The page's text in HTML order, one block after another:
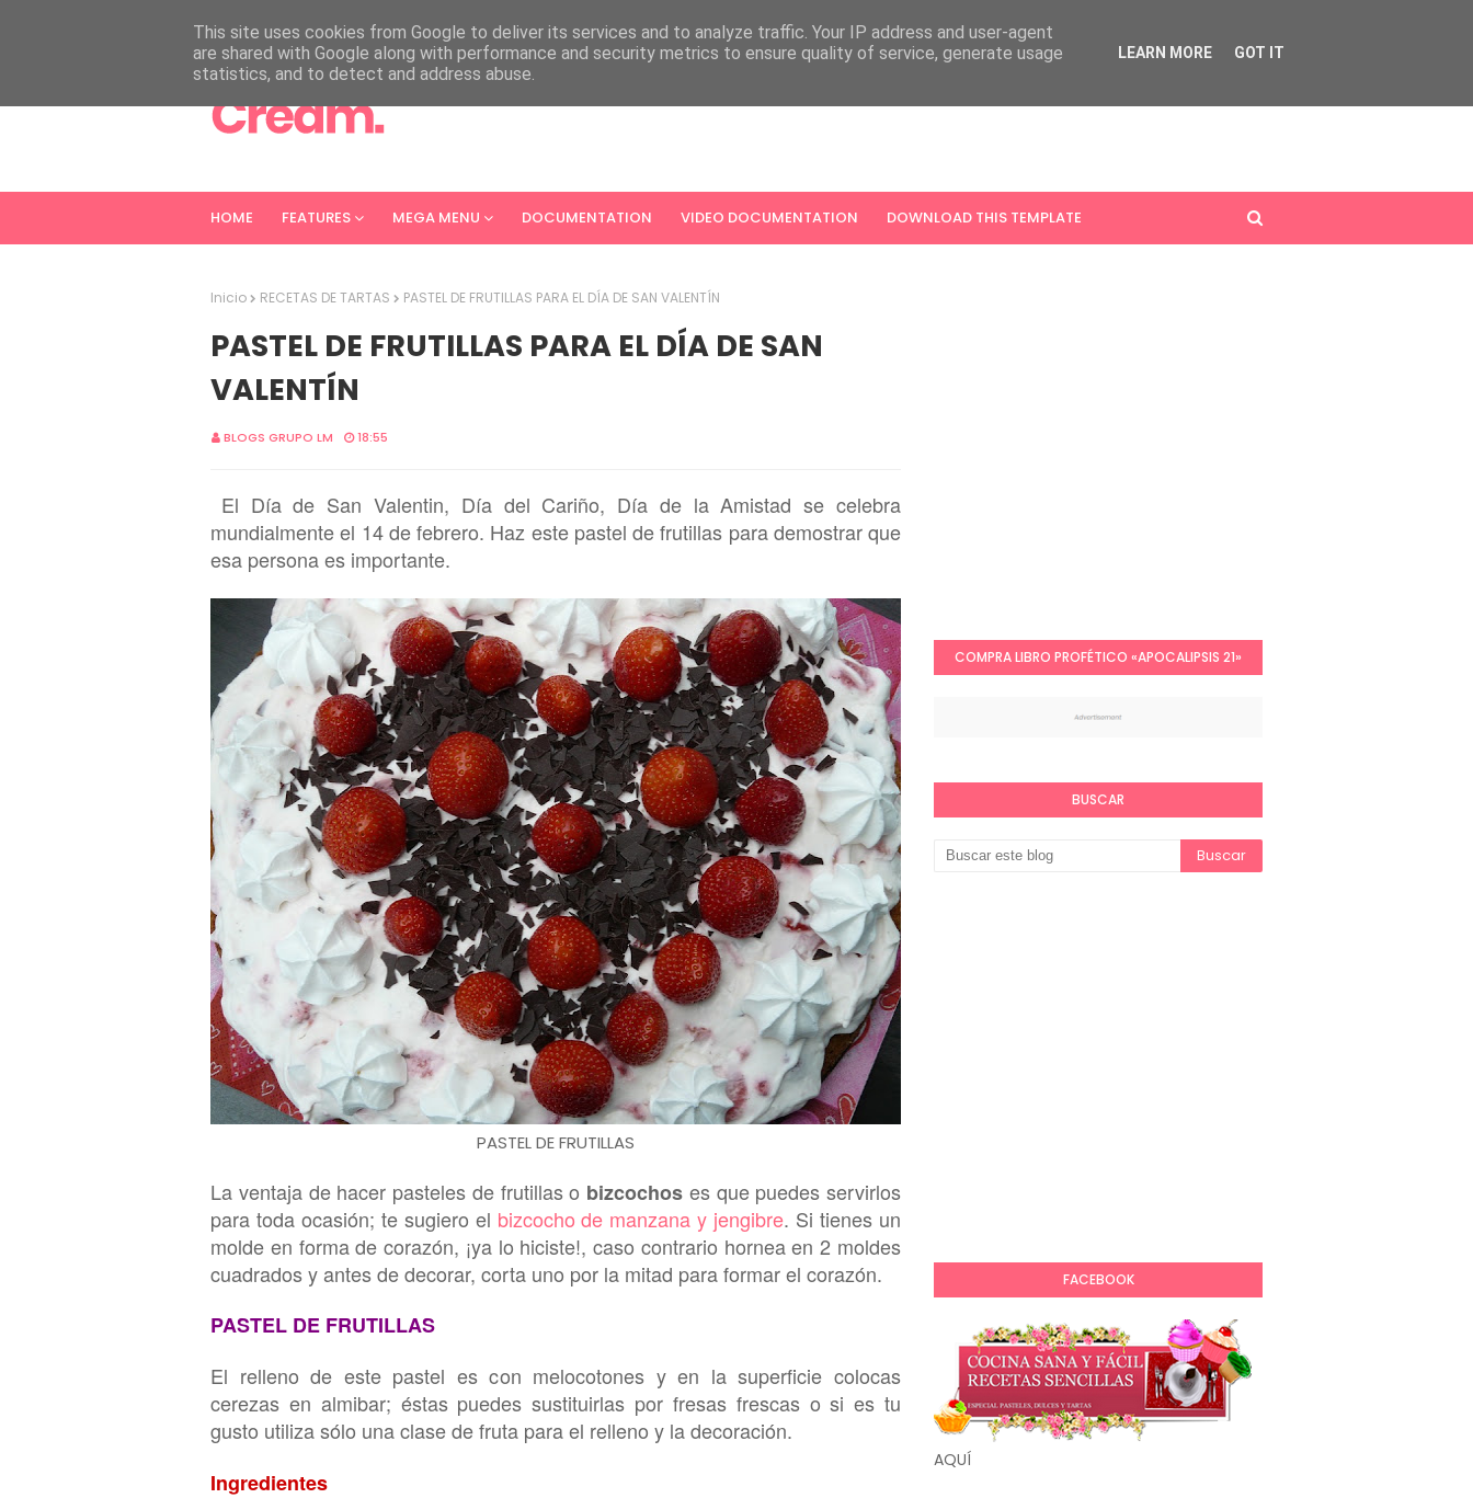
HOME FEATURES MEGA MENU DOCUMENTATION VIDEO DOCUMENTATION DOWNLOAD THIS TEMPLATE
Inicio RECETAS DE TARTAS PASTEL DE FRUTILLAS PARA EL DÍA DE SAN VALENTÍN
PASTEL DE FRUTILLAS PARA EL DÍA DE SAN
VALENTÍN
BLOGS GRUPO LM 18:55
El Día de San Valentin, Día del Cariño, Día de la Amistad se celebra
mundialmente el 14 de febrero. Haz este pastel de frutillas para demostrar que
esa persona es importante.
PASTEL DE FRUTILLAS
La ventaja de hacer pasteles de frutillaso bizcochos es que puedes servirlos
para toda ocasión; te sugiero el bizcocho de manzana y jengibre. Si tienes un
molde en forma de corazón, ¡ya lo hiciste!,caso contrario hornea en 2 moldes
cuadrados y antes de decorar, corta uno por la mitad para formar el corazón.
PASTEL DE FRUTILLAS
El relleno de este pastel es con melocotones y en la superficie colocas
cerezas en almibar; éstas puedes sustituirlas por fresas frescas o si es tu
gusto utiliza sólo unaclase de fruta para el relleno y la decoración.
Ingredientes
COMPRA LIBRO PROFÉTICO «APOCALIPSIS 21»
BUSCAR
FACEBOOK
AQUÍ
This site uses cookies from Google to deliver its services and to analyze traffic. Your IP address and user-agent
are shared with Google along with performance and security metrics to ensure quality of service, generate usage
statistics, and to detect and address abuse.
LEARN MORE GOT IT